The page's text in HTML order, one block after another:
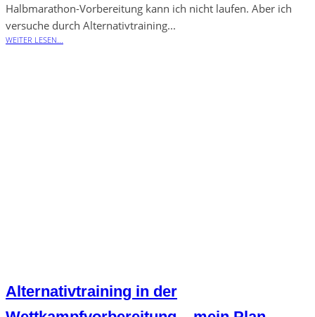
Halbmarathon-Vorbereitung kann ich nicht laufen. Aber ich
versuche durch Alternativtraining...
WEITER LESEN...
Alternativtraining in der